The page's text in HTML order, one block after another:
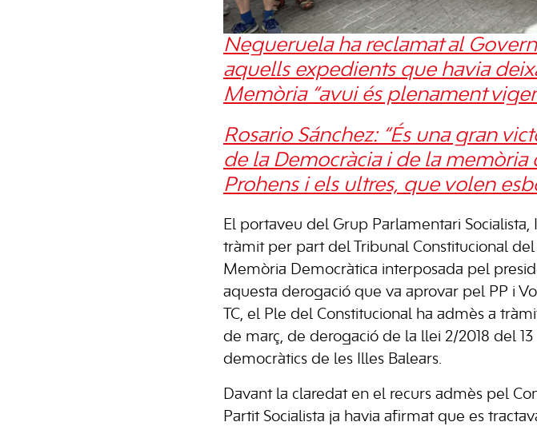
Negueruela ha reclamat al
aquells expedients que havia
Memòria “avui és plenament
Rosario Sánchez: “És una gran
de la Democràcia i de la memòria
Prohens i els ultres, que volen
El portaveu del Grup Parlamentari
tràmit per part del Tribunal Constitucional
Memòria Democràtica interposada pel
aquesta derogació que va aprovar pel PP i
TC, el Ple del Constitucional ha admès a
de març, de derogació de la llei 2/2018 del
democràtics de les Illes Balears.
Davant la claredat en el recurs admès pel
Partit Socialista ja havia afirmat que es